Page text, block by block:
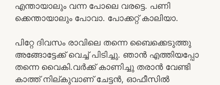
എന്തായാലും വന്ന പോലെ വരട്ടെ. പണി
ക്കെന്തായാലും പോവാ. പോക്കറ്റ് കാലിയാ.
പിറ്റേ ദിവസം രാവിലെ തന്നെ ബൈക്കെടുത്തു
അങ്ങോട്ടേക്ക് വെച്ച് പിടിച്ചു. ഞാൻ എത്തിയപ്പോ
തന്നെ വൈകി.വർക്ക്‌ കാണിച്ചു തരാൻ വേണ്ടി
കാത്ത് നില്കുവാണ് ചേട്ടൻ, ഓഫീസിൽ